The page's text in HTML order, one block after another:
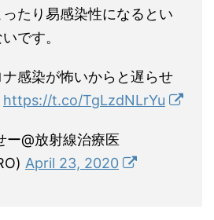
たり易感染性になるとい
です。
感染が怖いからと遅らせ
https://t.co/TgLzdNLrYu
@放射線治療医
April 23, 2020